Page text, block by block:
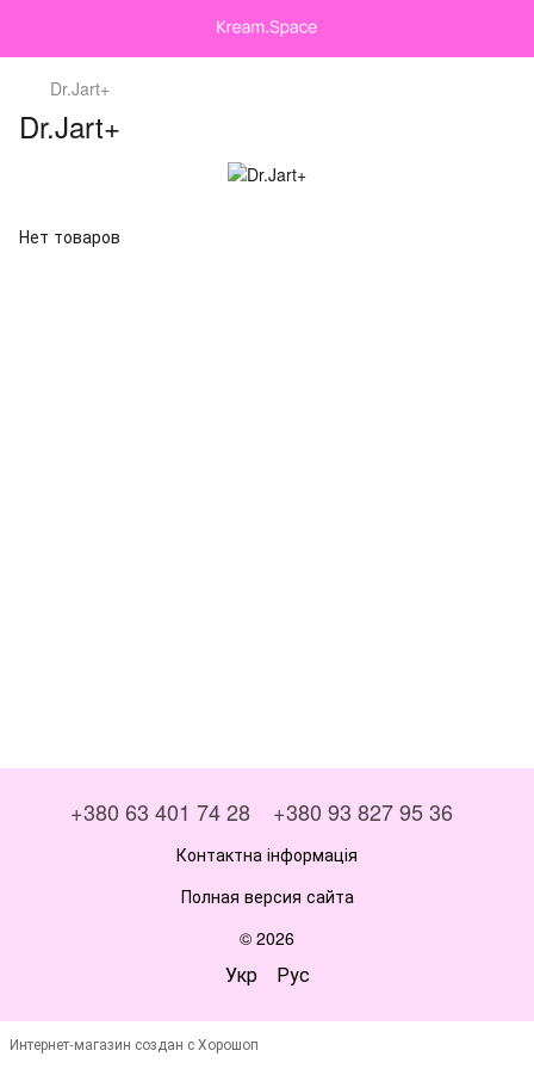
Dr.Jart+
Dr.Jart+
Нет товаров
+380 63 401 74 28 +380 93 827 95 36
Контактна інформація
Полная версия сайта
© 2026
Укр Рус
Интернет-магазин создан с Хорошоп